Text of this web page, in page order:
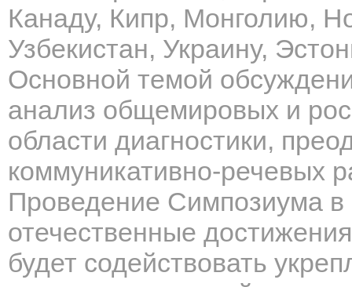
Канаду, Кипр, Монголию,
Узбекистан, Украину,
Основной темой
анализ общемировых и
области диагностики,
коммуникативно-речевых
Проведение Симпозиума в
отечественные
будет содействовать